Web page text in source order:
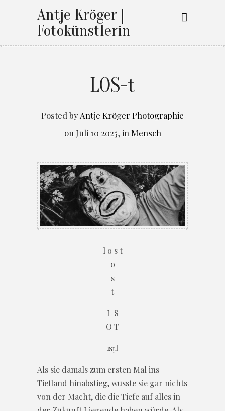
Antje Kröger |
Fotokünstlerin
LOS-t
Posted byAntje Kröger Photographie
on Juli 10 2025, in Mensch
l o s t
o
s
t
L S
O T
ʇsᴉ⅃
Als sie damals zum ersten Mal ins
Tiefland hinabstieg, wusste sie gar nichts
von der Macht, die die Tiefe auf alles in